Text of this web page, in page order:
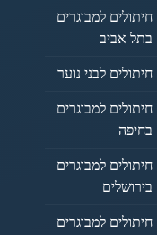
חיתולים למבוגרים
בתל אביב
חיתולים לבני נוער
חיתולים למבוגרים
בחיפה
חיתולים למבוגרים
בירושלים
חיתולים למבוגרים